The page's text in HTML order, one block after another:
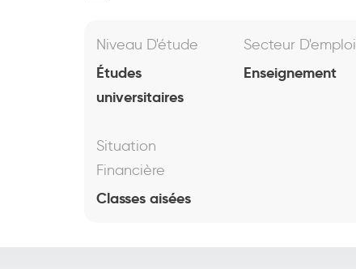
Niveau D'étude
Études
universitaires
Secteur D'emploi
Enseignement
Situation
Financière
Classes aisées